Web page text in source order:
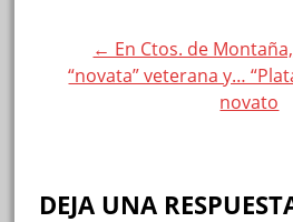
← En Ctos. de
“novata” veterana y…
novato
DEJA UNA